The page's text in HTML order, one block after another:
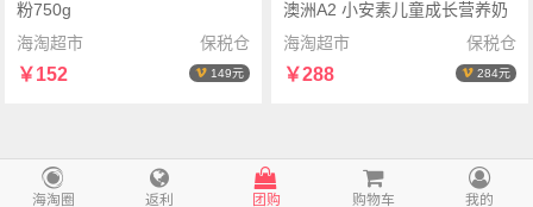
粉750g
海淘超市
保税仓
￥152 149元
澳洲A2 小安素儿童成长营养奶
粉750g*2罐
海淘超市 保税仓
￥288 284元
海淘圈 返利 团购 购物车 我的